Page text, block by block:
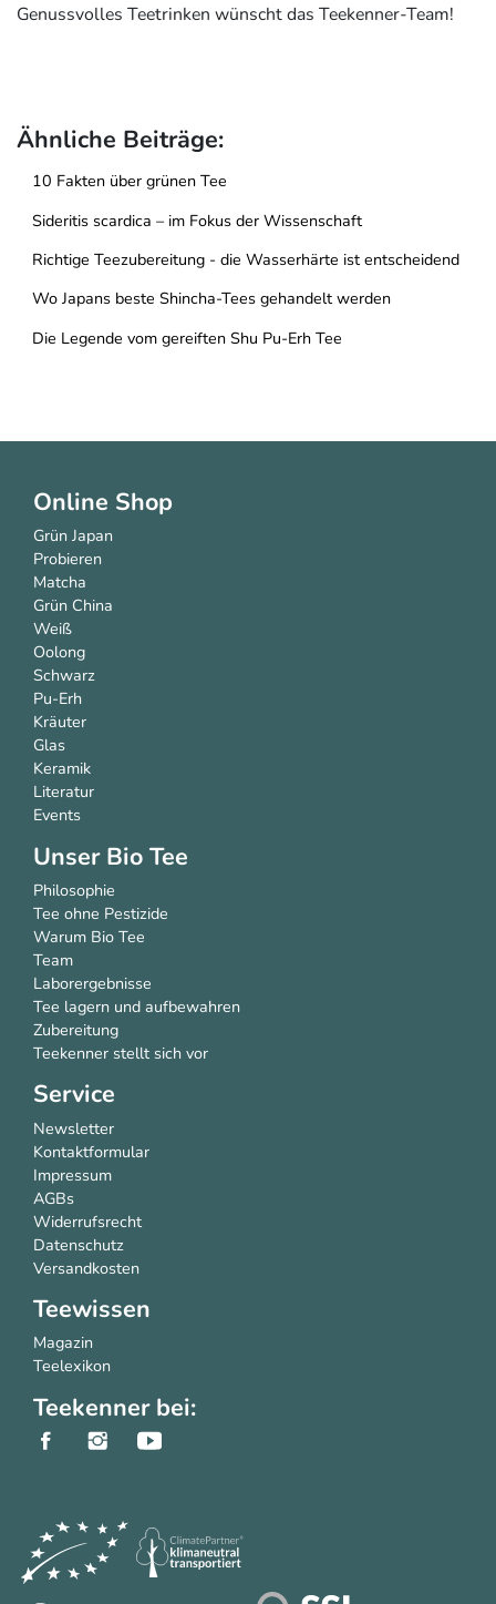
Genussvolles Teetrinken wünscht das Teekenner-Team!
Ähnliche Beiträge:
10 Fakten über grünen Tee
Sideritis scardica – im Fokus der Wissenschaft
Richtige Teezubereitung - die Wasserhärte ist entscheidend
Wo Japans beste Shincha-Tees gehandelt werden
Die Legende vom gereiften Shu Pu-Erh Tee
Online Shop
Grün Japan
Probieren
Matcha
Grün China
Weiß
Oolong
Schwarz
Pu-Erh
Kräuter
Glas
Keramik
Literatur
Events
Unser Bio Tee
Philosophie
Tee ohne Pestizide
Warum Bio Tee
Team
Laborergebnisse
Tee lagern und aufbewahren
Zubereitung
Teekenner stellt sich vor
Service
Newsletter
Kontaktformular
Impressum
AGBs
Widerrufsrecht
Datenschutz
Versandkosten
Teewissen
Magazin
Teelexikon
Teekenner bei: